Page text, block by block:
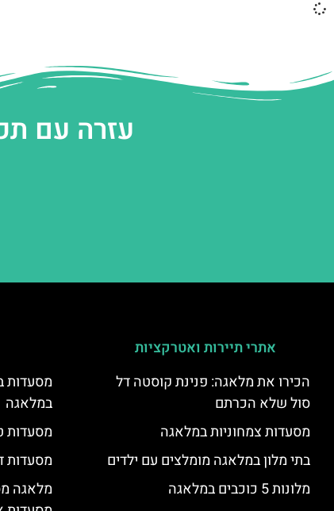
עזרה עם
אתרי תיירות ואטרקציות
הכירו את מלאגה: פנינת קוסטה דל
סול שלא הכרתם
מסעדות צמחוניות במלאגה
בתי מלון במלאגה מומלצים עם ילדים
מלונות 5 כוכבים במלאגה
מסעדות
במלאגה
מסעדות
מסעדות
מלאגה